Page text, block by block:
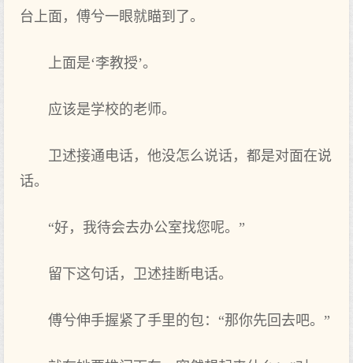
台上面，傅兮一眼就瞄到了。
上面是‘李教授’。
应该是学校的老师。
卫述接通电话，他没怎么说话，都是对面在说
话。
“好，我待会去办公室找您呢。”
留下这句话，卫述挂断电话。
傅兮伸手握紧了手里的包：“那你先回去吧。”